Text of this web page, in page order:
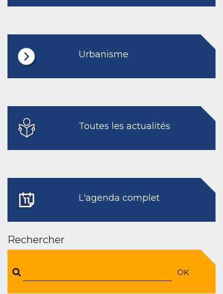
Urbanisme
Toutes les actualités
L'agenda complet
Rechercher
OK